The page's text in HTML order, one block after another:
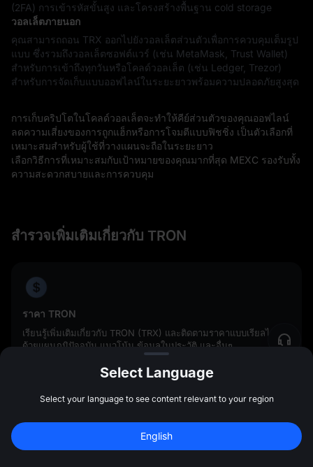
(2FA) การเข้ารหัสขั้นสูง และโครงสร้างพื้นฐาน cold storage
วอลเล็ตภายนอก
คุณสามารถถอน TRX ออกไปยังวอลเล็ตส่วนตัวเพื่อการควบคุมเต็มรูป
แบบ ซึ่งรวมถึงวอลเล็ตซอฟต์แวร์ (เช่น MetaMask, Trust Wallet)
สำหรับการเข้าถึงทุกวันหรือโคลด์วอลเล็ต (เช่น Ledger, Trezor)
สำหรับการจัดเก็บแบบออฟไลน์ในระยะยาวพร้อมความปลอดภัยสูงสุด
การเก็บคริปโตในโคลด์วอลเล็ตจะทำให้คีย์ส่วนตัวของคุณออฟไลน์
ลดความเสี่ยงของการถูกแฮ็กหรือการโจมตีแบบฟิชชิ่ง เป็นตัวเลือกที่
เหมาะสมสำหรับผู้ใช้ที่วางแผนจะถือในระยะยาว
เลือกวิธีการที่เหมาะสมกับเป้าหมายของคุณมากที่สุด MEXC รองรับทั้ง
ความสะดวกสบายและการควบคุม
สำรวจเพิ่มเติมเกี่ยวกับ TRON
ราคา TRON
เรียนรู้เพิ่มเติมเกี่ยวกับ TRON (TRX) และติดตามราคาแบบเรียลไทม์
ด้วยแผนภูมิปัจจุบัน แนวโน้ม ข้อมูลในประวัติ และอื่นๆ
สำรวจการคาดการณ์ TRX ข้อมูลเชิงเทคนิค และความรู้สึกของตลาด
10,000 USDT
สมัคร
Select Language
Select your language to see content relevant to your region
English